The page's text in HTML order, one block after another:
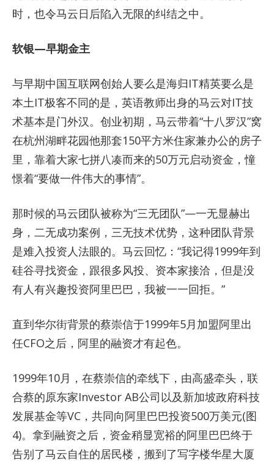
时，也令马云日后陷入无限的纠结之中。
软银—早期金主
与早期中国互联网创始人要么是海归IT精英要么是
本土IT极客不同的是，英语教师出身的马云对IT技
术基本是门外汉。创业初期，马云带着“十八罗汉”窝
在杭州湖畔花园他那套150平方米住家兼办公的房子
里，靠着大家七拼八凑而来的50万元启动资金，憧
憬着“要做一件伟大的事情”。
那时候的马云团队被称为“三无团队”—一无显赫出
身，二无成功案例，三无技术优势，这种团队背景
是难入投资人法眼的。马云回忆：“我记得1999年到
硅谷寻找资金，跟很多风投、资本家接洽，但是没
有人有兴趣投资阿里巴巴，我被一一回拒。”
直到华尔街背景的蔡崇信于1999年5月加盟阿里出
任CFO之后，阿里的融资才有起色。
1999年10月，在蔡崇信的牵线下，由高盛牵头，联
合蔡的原东家Investor AB公司以及新加坡政府科技
发展基金等VC，共同向阿里巴巴投资500万美元(图
4)。拿到融资之后，资金稍显宽裕的阿里巴巴终于
告别了马云自住的居民楼，搬到了写字楼华星大厦